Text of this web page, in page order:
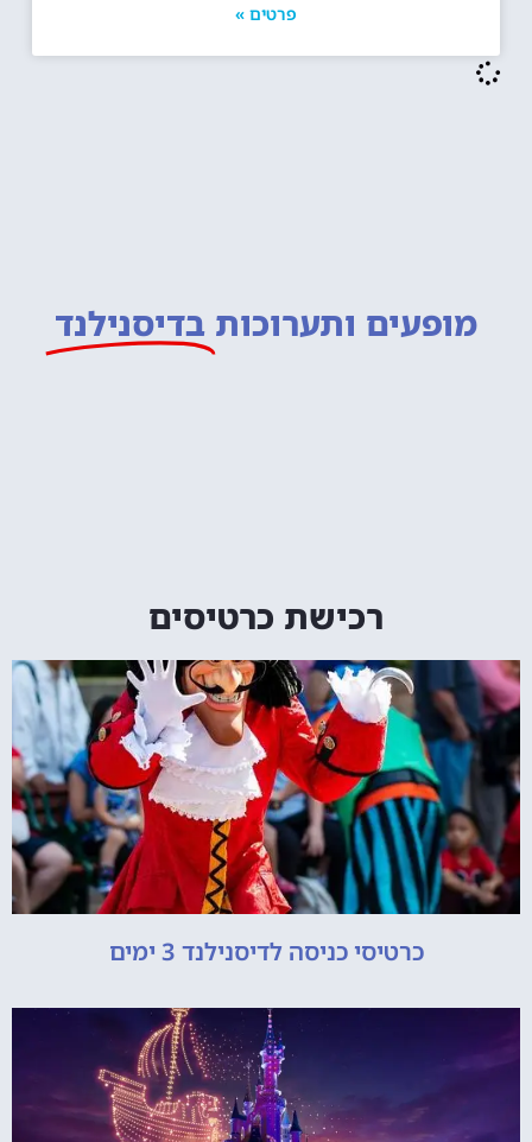
פרטים »
מופעים ותערוכות בדיסנילנד
רכישת כרטיסים
כרטיסי כניסה לדיסנילנד 3 ימים